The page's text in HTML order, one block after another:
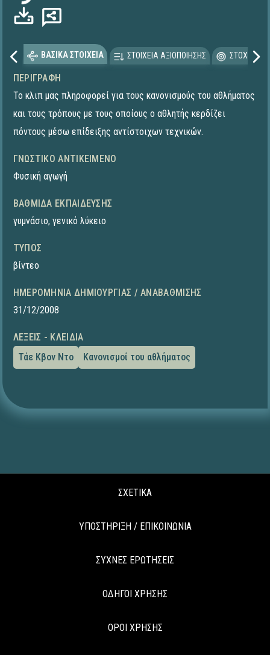
ΒΑΣΙΚΑ ΣΤΟΙΧΕΙΑ ΣΤΟΙΧΕΙΑ ΑΞΙΟΠΟΙΗΣΗΣ
ΠΕΡΙΓΡΑΦΉ
Το κλιπ μας πληροφορεί για τους κανονισμούς του αθλήματος
και τους τρόπους με τους οποίους ο αθλητής κερδίζει
πόντους μέσω επίδειξης αντίστοιχων τεχνικών.
ΓΝΩΣΤΙΚΌ ΑΝΤΙΚΕΊΜΕΝΟ
Φυσική αγωγή
ΒΑΘΜΊΔΑ ΕΚΠΑΊΔΕΥΣΗΣ
γυμνάσιο, γενικό λύκειο
ΤΎΠΟΣ
βίντεο
ΗΜΕΡΟΜΗΝΊΑ ΔΗΜΙΟΥΡΓΊΑΣ / ΑΝΑΒΆΘΜΙΣΗΣ
31/12/2008
ΛΈΞΕΙΣ - ΚΛΕΙΔΙΆ
Τάε Κβον Ντο
Κανονισμοί του αθλήματος
ΣΧΕΤΙΚΑ
ΥΠΟΣΤΗΡΙΞΗ / ΕΠΙΚΟΙΝΩΝΙΑ
ΣΥΧΝΕΣ ΕΡΩΤΗΣΕΙΣ
ΟΔΗΓΟΙ ΧΡΗΣΗΣ
ΟΡΟΙ ΧΡΗΣΗΣ